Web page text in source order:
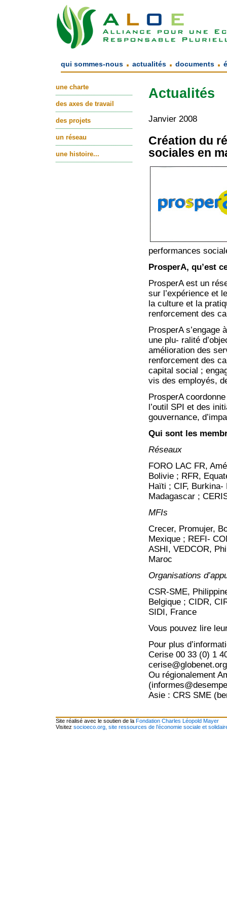
qui sommes-nous . actualités . documents .
une charte
des axes de travail
des projets
un réseau
une histoire...
Actualités
Janvier 2008
Création du
sociales en
performances
ProsperA, qu’est
ProsperA est un
sur l’expérience et
la culture et la
renforcement des
ProsperA s’engage
une plu- ralité
amélioration des
renforcement des
capital social ;
vis des employés,
ProsperA
l’outil SPI et des
gouvernance,
Qui sont les
Réseaux
FORO LAC FR,
Bolivie ; RFR,
Haïti ; CIF, Burkina-
Madagascar ;
MFIs
Crecer, Promujer,
Mexique ; REFI-
ASHI, VEDCOR,
Maroc
Organisations
CSR-SME,
Belgique ; CIDR,
SIDI, France
Vous pouvez lire
Pour plus
Cerise 00 33 (0) 1
cerise@globenet.org
Ou régionalement
Asie : CRS SME
Site réalisé avec le soutien de la Fondation Charles Léopold Mayer
Visitez socioeco.org, site ressources de l’économie sociale et